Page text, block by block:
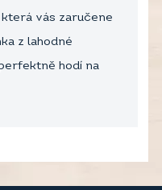
vás zaručene
z lahodné
hodí na